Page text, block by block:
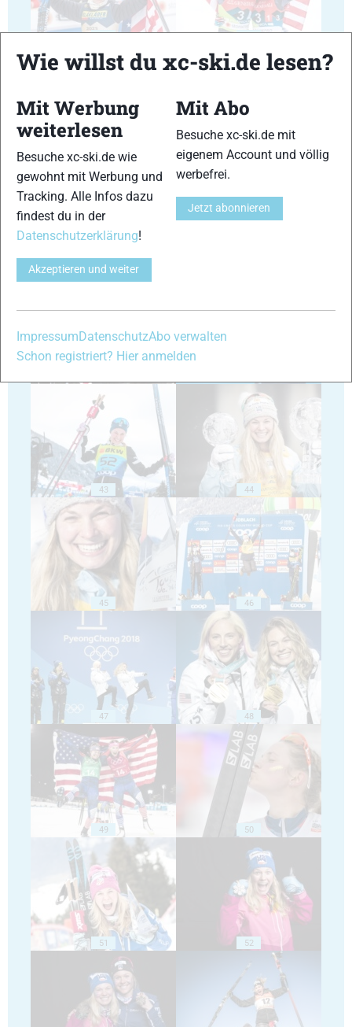
35 36
39
43 44
45 46
47 48
49 50
51 52
Wie willst du xc-ski.de lesen?
Mit Werbung
weiterlesen
Besuche xc-ski.de wie
gewohnt mit Werbung und
Tracking. Alle Infos dazu
findest du in der
Datenschutzerklärung!
Akzeptieren und weiter
Mit Abo
Besuche xc-ski.de mit
eigenem Account und völlig
werbefrei.
Jetzt abonnieren
Impressum DatenschutzAbo verwalten
Schon registriert? Hier anmelden